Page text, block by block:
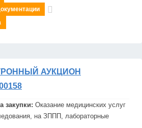
АУКЦИОН
закупки: Оказание медицинских услуг
на ЗПП П, лабораторные